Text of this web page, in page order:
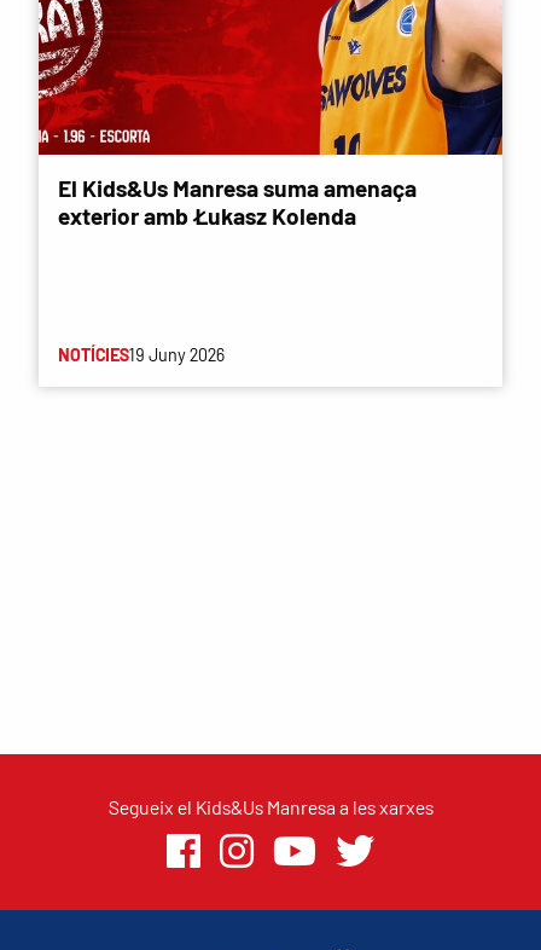
El Kids&Us Manresa suma amenaça
exterior amb Łukasz Kolenda
NOTÍCIES19 Juny 2026
Segueix el Kids&Us Manresa a les xarxes